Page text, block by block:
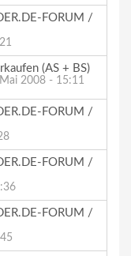
FORUM /
(AS + BS)
2008 - 15:11
FORUM /
FORUM /
FORUM /